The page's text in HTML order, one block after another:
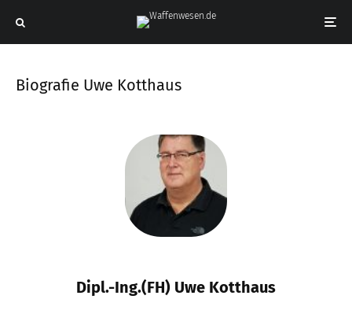
Biografie Uwe Kotthaus
Dipl.-Ing.(FH) Uwe Kotthaus